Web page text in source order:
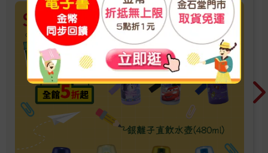
書套參展品全面5折起！👉文具滿777送80元電
子禮券 ，滿1200再享金幣4%回饋！